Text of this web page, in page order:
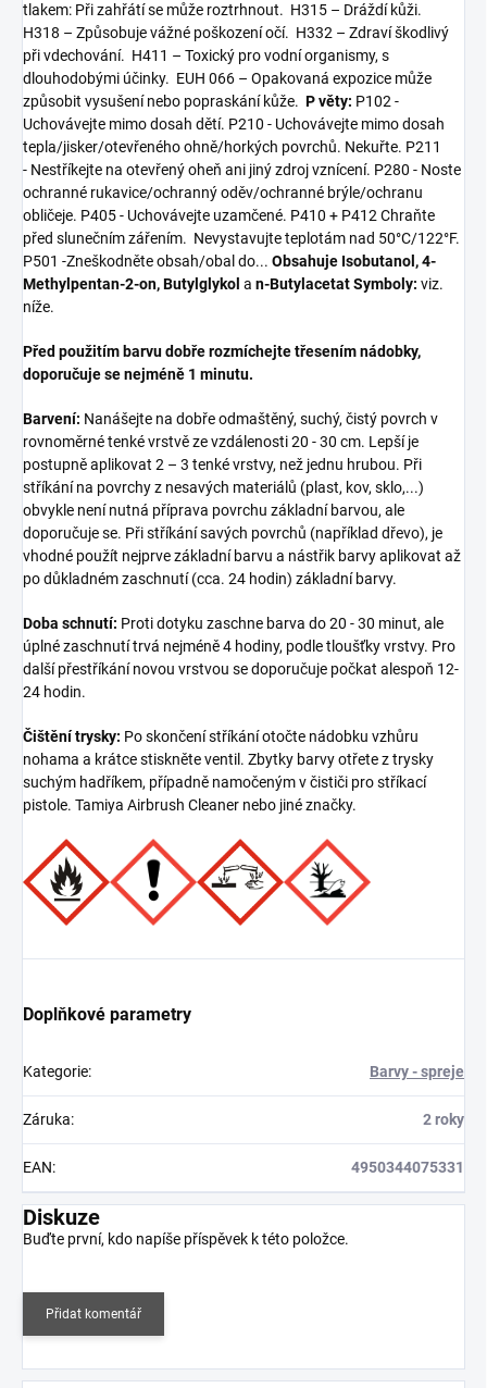
tlakem: Při zahřátí se může roztrhnout. H315 – Dráždí kůži.
H318 – Způsobuje vážné poškození očí. H332 – Zdraví škodlivý
při vdechování. H411 – Toxický pro vodní organismy, s
dlouhodobými účinky. EUH 066 – Opakovaná expozice může
způsobit vysušení nebo popraskání kůže. P věty: P102 -
Uchovávejte mimo dosah dětí. P210 - Uchovávejte mimo dosah
tepla/jisker/otevřeného ohně/horkých povrchů. Nekuřte. P211
- Nestříkejte na otevřený oheň ani jiný zdroj vznícení. P280 - Noste
ochranné rukavice/ochranný oděv/ochranné brýle/ochranu
obličeje. P405 - Uchovávejte uzamčené. P410 + P412 Chraňte
před slunečním zářením. Nevystavujte teplotám nad 50°C/122°F.
P501 -Zneškodněte obsah/obal do... Obsahuje Isobutanol, 4-
Methylpentan-2-on, Butylglykol a n-ButylacetatSymboly: viz.
níže.
Před použitím barvu dobře rozmíchejte třesením nádobky,
doporučuje se nejméně 1 minutu.
Barvení: Nanášejte na dobře odmaštěný, suchý, čistý povrch v
rovnoměrné tenké vrstvě ze vzdálenosti 20 - 30 cm. Lepší je
postupně aplikovat 2 – 3 tenké vrstvy, než jednu hrubou. Při
stříkání na povrchy z nesavých materiálů (plast, kov, sklo,...)
obvykle není nutná příprava povrchu základní barvou, ale
doporučuje se. Při stříkání savých povrchů (například dřevo), je
vhodné použít nejprve základní barvu a nástřik barvy aplikovat až
po důkladném zaschnutí (cca. 24 hodin) základní barvy.
Doba schnutí: Proti dotyku zaschne barva do 20 - 30 minut, ale
úplné zaschnutí trvá nejméně 4 hodiny, podle tloušťky vrstvy. Pro
další přestříkání novou vrstvou se doporučuje počkat alespoň 12-
24 hodin.
Čištění trysky: Po skončení stříkání otočte nádobku vzhůru
nohama a krátce stiskněte ventil. Zbytky barvy otřete z trysky
suchým hadříkem, případně namočeným v čističi pro stříkací
pistole. Tamiya Airbrush Cleaner nebo jiné značky.
Doplňkové parametry
Kategorie: Barvy - spreje
Záruka: 2 roky
EAN: 4950344075331
Diskuze
Buďte první, kdo napíše příspěvek k této položce.
Přidat komentář